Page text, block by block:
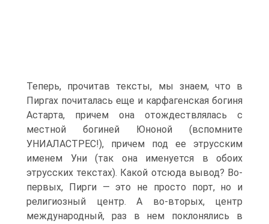
Теперь, прочитав тексты, мы знаем, что в
Пиргах почиталась еще и карфагенская богиня
Астарта, причем она отождествлялась с
местной богиней Юноной (вспомните
УНИАЛАСТРЕС!), причем под ее этрусским
именем Уни (так она именуется в обоих
этрусских текстах). Какой отсюда вывод? Во-
первых, Пирги — это не просто порт, но и
религиозный центр. А во-вторых, центр
международный, раз в нем поклонялись в